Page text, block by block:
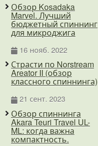
Обзор Kosadaka
Marvel. Лучший
бюджетный спиннинг
для микроджига
16 нояб. 2022
Страсти по Norstream
Areator II (обзор
классного спиннинга)
21 сент. 2023
Обзор спиннинга
Akara Teuri Travel UL-
ML: когда важна
компактность.